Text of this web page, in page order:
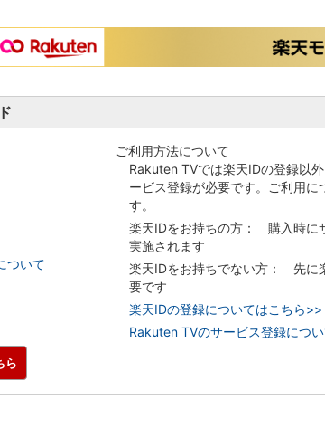
ついて
ご利用方法について
Rakuten TVでは楽天IDの登録以
ービス登録が必要です。ご利用に
す。
楽天IDをお持ちの方： 購入時に
実施されます
楽天IDをお持ちでない方： 先に
要です
楽天IDの登録についてはこちら>>
Rakuten TVのサービス登録につ
ら